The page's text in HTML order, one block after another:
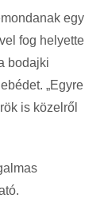
egy
fog helyette
bodajki
„Egyre
is közelről